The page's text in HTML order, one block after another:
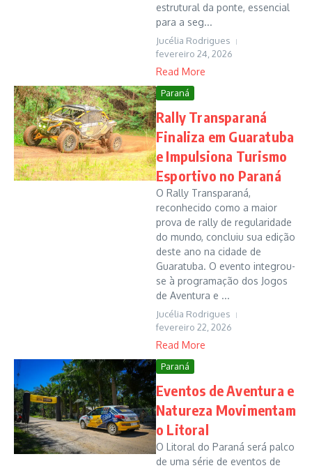
estrutural da ponte, essencial
para a seg...
Jucélia Rodrigues
fevereiro 24, 2026
Read More
Paraná
Rally Transparaná
Finaliza em Guaratuba
e Impulsiona Turismo
Esportivo no Paraná
O Rally Transparaná,
reconhecido como a maior
prova de rally de regularidade
do mundo, concluiu sua edição
deste ano na cidade de
Guaratuba. O evento integrou-
se à programação dos Jogos
de Aventura e ...
Jucélia Rodrigues
fevereiro 22, 2026
Read More
Paraná
Eventos de Aventura e
Natureza Movimentam
o Litoral
O Litoral do Paraná será palco
de uma série de eventos de